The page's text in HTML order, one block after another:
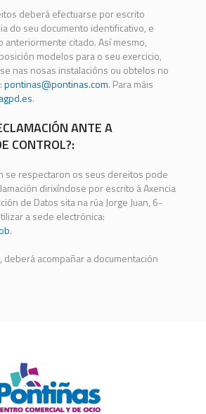
deberá efectuarse por escrito
do seu documento identificativo, e
anteriormente citado. Así mesmo,
modelos para o seu exercicio,
nas nosas instalacións ou obtelos no
pontinas@pontinas.com. Para máis
.
ANTE A
CONTROL?:
se respectaron os seus dereitos pode
dirixíndose por escrito á Axencia
de Datos sita na rúa Jorge Juan, 6-
a sede electrónica:
.
deberá acompañar a documentación